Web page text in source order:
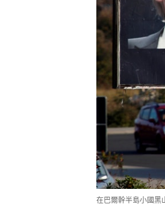
在巴爾幹半島小國黑